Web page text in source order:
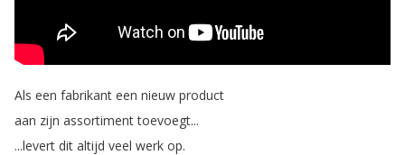
Als een fabrikant een nieuw product
aan zijn assortiment toevoegt...
...levert dit altijd veel werk op.